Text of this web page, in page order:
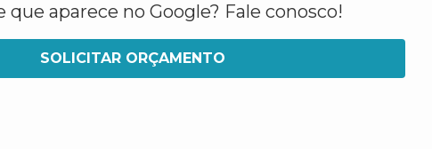
aparece no Google? Fale conosco!
SOLICITAR ORÇAMENTO